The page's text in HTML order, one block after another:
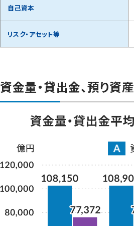
自己資本
リスク・アセット等
資金量・貸出金、預り資産